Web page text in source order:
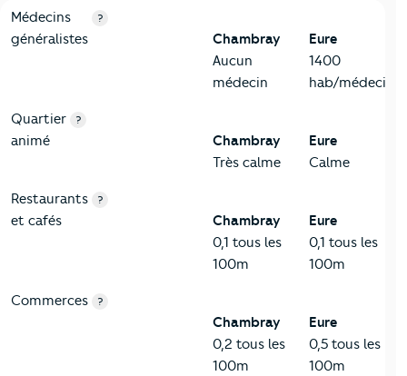
5-Commerces
Critères Chambray
Médecins
généralistes
?
Chambray
Aucun
médecin
Eure
1400
hab/médecin
Quartier
animé
?
Chambray
Très calme
Eure
Calme
Restaurants
et cafés
?
Chambray
0,1 tous les
100m
Eure
0,1 tous les
100m
Commerces ?
Chambray
0,2 tous les
100m
Eure
0,5 tous les
100m